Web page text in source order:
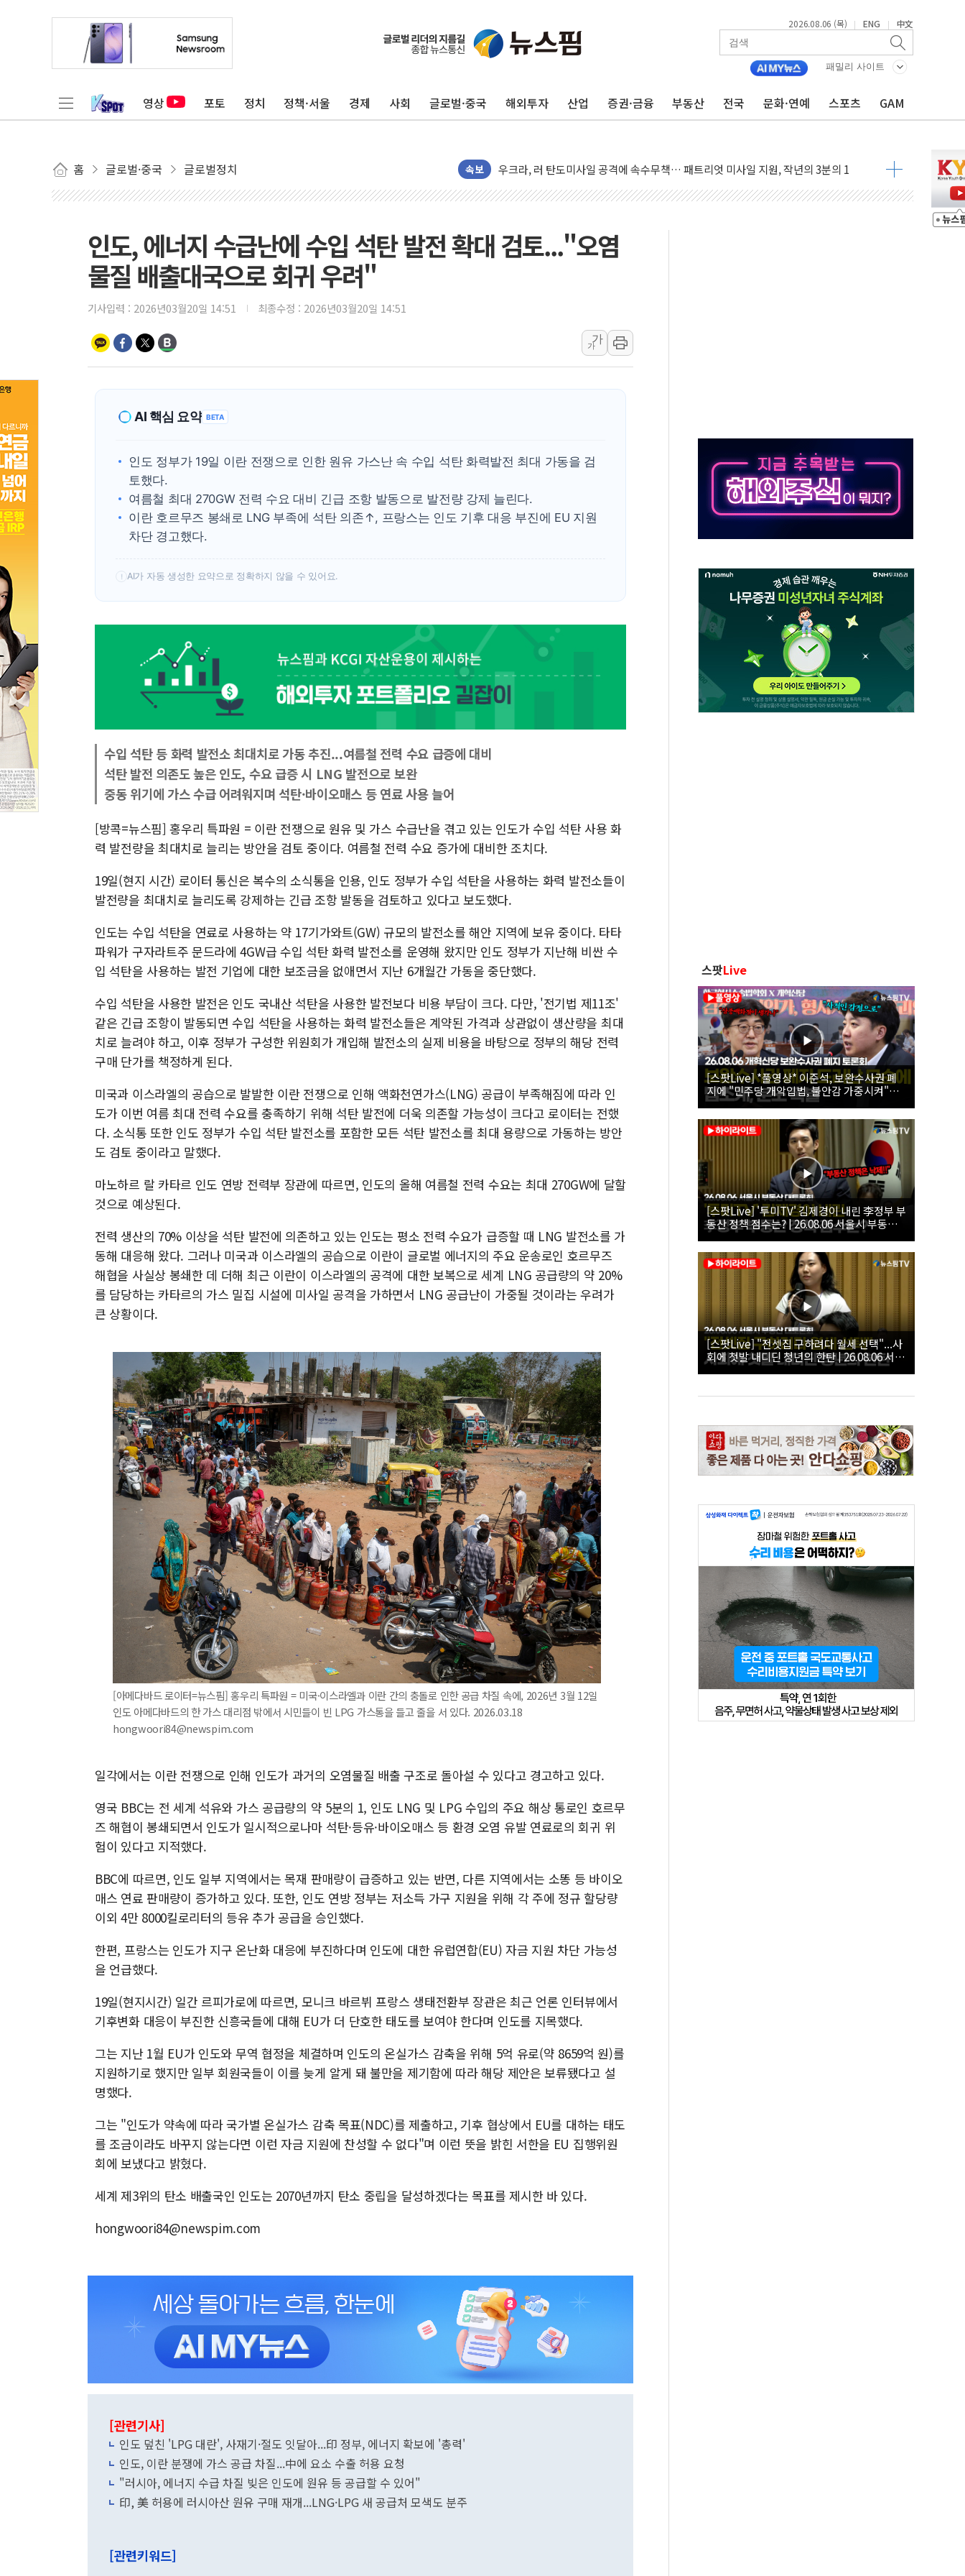
2026.08.06 (목) | ENG | 中文
패밀리 사이트
영상 포토 정치 정책·서울 경제 사회 글로벌·중국 해외투자 산업 증권·금융 부동산 전국 문화·연예 스포츠 GAM
홈 글로벌·중국 글로벌정치 속보
빚투·레버리지 줄었지만, 반도체 두 종목에 코스피 '휘청'
양주 가전제품 창고서 화재…차량 3대·건물 1동 전소
종로·중구 오피스 78%가 준공 10년 이상…리뉴얼이 경쟁력 가른다
법원, '관저 이전 봐주기 감사' 유병호 구속적부심 기각
우크라, 러 탄도미사일 공격에 속수무책… 패트리엇 미사일 지원, 작년의 3분의 1
"5.18은 북한 지령" 설교한 목사 불구속 송치
[내일날씨] 절기상 '입추'에 폭염 절정…서울 한낮 39도
제천 바이오밸리 공장 옥상서 불…30여분 만에 진화
[속보] 북, 동해상으로 미상 발사체 발사
한국투자증권, 국내 최초 상반기 영업이익 2조 돌파
인도, 에너지 수급난에 수입 석탄 발전 확대 검토..."오염
물질 배출대국으로 회귀 우려"
기사입력 : 2026년03월20일 14:51 최종수정 : 2026년03월20일 14:51
가
가
AI 핵심 요약 BETA
인도 정부가 19일 이란 전쟁으로 인한 원유 가스난 속 수입 석탄 화력발전 최대 가동을 검
토했다.
여름철 최대 270GW 전력 수요 대비 긴급 조항 발동으로 발전량 강제 늘린다.
이란 호르무즈 봉쇄로 LNG 부족에 석탄 의존↑, 프랑스는 인도 기후 대응 부진에 EU 지원
차단 경고했다.
! AI가 자동 생성한 요약으로 정확하지 않을 수 있어요.
수입 석탄 등 화력 발전소 최대치로 가동 추진...여름철 전력 수요 급증에 대비
석탄 발전 의존도 높은 인도, 수요 급증 시 LNG 발전으로 보완
중동 위기에 가스 수급 어려워지며 석탄·바이오매스 등 연료 사용 늘어
[방콕=뉴스핌] 홍우리 특파원 = 이란 전쟁으로 원유 및 가스 수급난을 겪고 있는 인도가 수입 석탄 사용 화
력 발전량을 최대치로 늘리는 방안을 검토 중이다. 여름철 전력 수요 증가에 대비한 조치다.
19일(현지 시간) 로이터 통신은 복수의 소식통을 인용, 인도 정부가 수입 석탄을 사용하는 화력 발전소들이
발전량을 최대치로 늘리도록 강제하는 긴급 조항 발동을 검토하고 있다고 보도했다.
인도는 수입 석탄을 연료로 사용하는 약 17기가와트(GW) 규모의 발전소를 해안 지역에 보유 중이다. 타타
파워가 구자라트주 문드라에 4GW급 수입 석탄 화력 발전소를 운영해 왔지만 인도 정부가 지난해 비싼 수
입 석탄을 사용하는 발전 기업에 대한 보조금을 없애면서 지난 6개월간 가동을 중단했다.
수입 석탄을 사용한 발전은 인도 국내산 석탄을 사용한 발전보다 비용 부담이 크다. 다만, '전기법 제11조'
같은 긴급 조항이 발동되면 수입 석탄을 사용하는 화력 발전소들은 계약된 가격과 상관없이 생산량을 최대
치로 늘려야 하고, 이후 정부가 구성한 위원회가 개입해 발전소의 실제 비용을 바탕으로 정부의 해당 전력
구매 단가를 책정하게 된다.
미국과 이스라엘의 공습으로 발발한 이란 전쟁으로 인해 액화천연가스(LNG) 공급이 부족해짐에 따라 인
도가 이번 여름 최대 전력 수요를 충족하기 위해 석탄 발전에 더욱 의존할 가능성이 크다고 로이터는 전했
다. 소식통 또한 인도 정부가 수입 석탄 발전소를 포함한 모든 석탄 발전소를 최대 용량으로 가동하는 방안
도 검토 중이라고 말했다.
마노하르 랄 카타르 인도 연방 전력부 장관에 따르면, 인도의 올해 여름철 전력 수요는 최대 270GW에 달할
것으로 예상된다.
전력 생산의 70% 이상을 석탄 발전에 의존하고 있는 인도는 평소 전력 수요가 급증할 때 LNG 발전소를 가
동해 대응해 왔다. 그러나 미국과 이스라엘의 공습으로 이란이 글로벌 에너지의 주요 운송로인 호르무즈
해협을 사실상 봉쇄한 데 더해 최근 이란이 이스라엘의 공격에 대한 보복으로 세계 LNG 공급량의 약 20%
를 담당하는 카타르의 가스 밀집 시설에 미사일 공격을 가하면서 LNG 공급난이 가중될 것이라는 우려가
큰 상황이다.
[아메다바드 로이터=뉴스핌] 홍우리 특파원 = 미국·이스라엘과 이란 간의 충돌로 인한 공급 차질 속에, 2026년 3월 12일
인도 아메다바드의 한 가스 대리점 밖에서 시민들이 빈 LPG 가스통을 들고 줄을 서 있다. 2026.03.18
hongwoori84@newspim.com
일각에서는 이란 전쟁으로 인해 인도가 과거의 오염물질 배출 구조로 돌아설 수 있다고 경고하고 있다.
영국 BBC는 전 세계 석유와 가스 공급량의 약 5분의 1, 인도 LNG 및 LPG 수입의 주요 해상 통로인 호르무
즈 해협이 봉쇄되면서 인도가 일시적으로나마 석탄·등유·바이오매스 등 환경 오염 유발 연료로의 회귀 위
험이 있다고 지적했다.
BBC에 따르면, 인도 일부 지역에서는 목재 판매량이 급증하고 있는 반면, 다른 지역에서는 소똥 등 바이오
매스 연료 판매량이 증가하고 있다. 또한, 인도 연방 정부는 저소득 가구 지원을 위해 각 주에 정규 할당량
이외 4만 8000킬로리터의 등유 추가 공급을 승인했다.
한편, 프랑스는 인도가 지구 온난화 대응에 부진하다며 인도에 대한 유럽연합(EU) 자금 지원 차단 가능성
을 언급했다.
19일(현지시간) 일간 르피가로에 따르면, 모니크 바르뷔 프랑스 생태전환부 장관은 최근 언론 인터뷰에서
기후변화 대응이 부진한 신흥국들에 대해 EU가 더 단호한 태도를 보여야 한다며 인도를 지목했다.
그는 지난 1월 EU가 인도와 무역 협정을 체결하며 인도의 온실가스 감축을 위해 5억 유로(약 8659억 원)를
지원하기로 했지만 일부 회원국들이 이를 늦게 알게 돼 불만을 제기함에 따라 해당 제안은 보류됐다고 설
명했다.
그는 "인도가 약속에 따라 국가별 온실가스 감축 목표(NDC)를 제출하고, 기후 협상에서 EU를 대하는 태도
를 조금이라도 바꾸지 않는다면 이런 자금 지원에 찬성할 수 없다"며 이런 뜻을 밝힌 서한을 EU 집행위원
회에 보냈다고 밝혔다.
세계 제3위의 탄소 배출국인 인도는 2070년까지 탄소 중립을 달성하겠다는 목표를 제시한 바 있다.
hongwoori84@newspim.com
[관련기사]
인도 덮친 'LPG 대란', 사재기·절도 잇달아...印 정부, 에너지 확보에 '총력'
인도, 이란 분쟁에 가스 공급 차질...中에 요소 수출 허용 요청
"러시아, 에너지 수급 차질 빚은 인도에 원유 등 공급할 수 있어"
印, 美 허용에 러시아산 원유 구매 재개...LNG·LPG 새 공급처 모색도 분주
[관련키워드]
스팟Live
[스팟Live] *풀영상* 이준석, 보완수사권 폐
지에 "민주당 개악입법, 불안감 가중시켜"｜
26.08.06 개혁신당 보완수사권 폐지 토론회
[스팟Live] '투미TV' 김제경이 내린 李정부 부
동산 정책 점수는? | 26.08.06 서울시 부동산
대토론회
[스팟Live] "전셋집 구하려다 월세 선택"...사
회에 첫발 내디딘 청년의 한탄 | 26.08.06 서울
시 부동산 대토론회